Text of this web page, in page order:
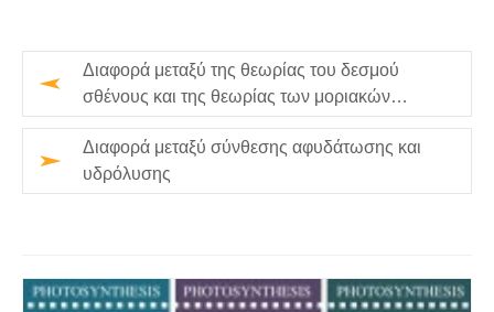
Διαφορά μεταξύ της θεωρίας του δεσμού
σθένους και της θεωρίας των μοριακών
τροχιακών
Διαφορά μεταξύ σύνθεσης αφυδάτωσης και
υδρόλυσης